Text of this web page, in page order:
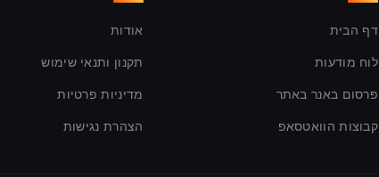
דף הבית
לוח מודעות
פרסום באנר באתר
קבוצות הוואטסאפ
אודות
תקנון ותנאי שימוש
מדיניות פרטיות
הצהרת נגישות